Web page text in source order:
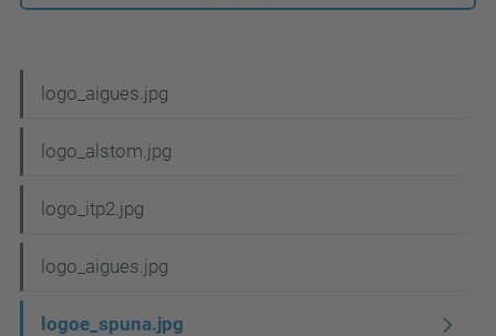
a
v
g
a
logo_aigues.jpg
logo_alstom.jpg
logo_itp2.jpg
logo_aigues.jpg
logoe_spuna.jpg